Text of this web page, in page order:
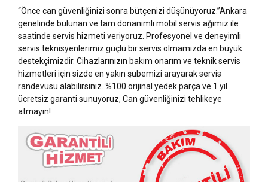
“Önce can güvenliğinizi sonra bütçenizi düşünüyoruz.”Ankara
genelinde bulunan ve tam donanımlı mobil servis ağımız ile
saatinde servis hizmeti veriyoruz. Profesyonel ve deneyimli
servis teknisyenlerimiz güçlü bir servis olmamızda en büyük
destekçimizdir. Cihazlarınızın bakım onarım ve teknik servis
hizmetleri için sizde en yakın şubemizi arayarak servis
randevusu alabilirsiniz. %100 orijinal yedek parça ve 1 yıl
ücretsiz garanti sunuyoruz, Can güvenliğinizi tehlikeye
atmayın!